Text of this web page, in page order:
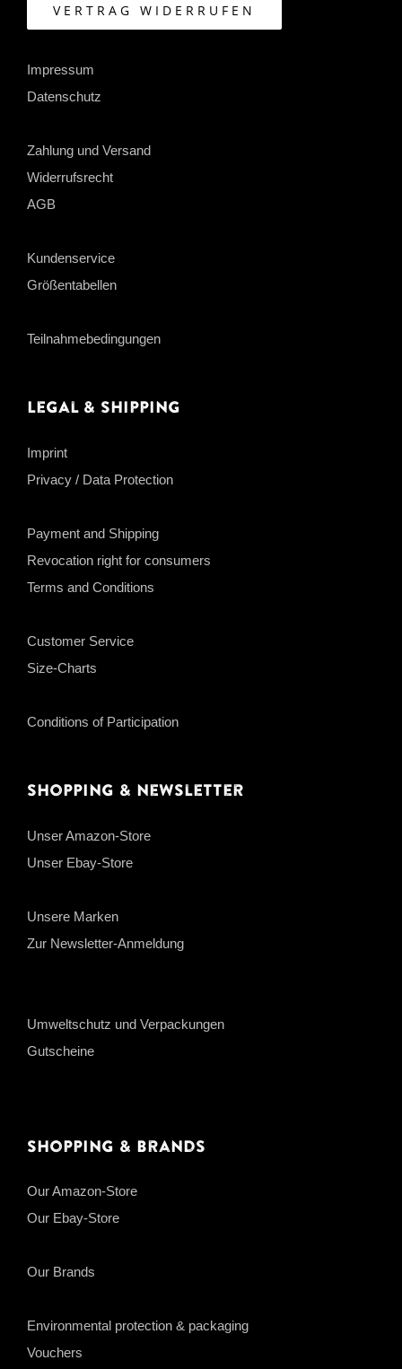
VERTRAG WIDERRUFEN
Impressum
Datenschutz
Zahlung und Versand
Widerrufsrecht
AGB
Kundenservice
Größentabellen
Teilnahmebedingungen
Legal & Shipping
Imprint
Privacy / Data Protection
Payment and Shipping
Revocation right for consumers
Terms and Conditions
Customer Service
Size-Charts
Conditions of Participation
Shopping & Newsletter
Unser Amazon-Store
Unser Ebay-Store
Unsere Marken
Zur Newsletter-Anmeldung
Umweltschutz und Verpackungen
Gutscheine
Shopping & Brands
Our Amazon-Store
Our Ebay-Store
Our Brands
Environmental protection & packaging
Vouchers